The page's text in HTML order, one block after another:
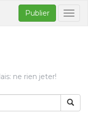
Publier
ne rien jeter!